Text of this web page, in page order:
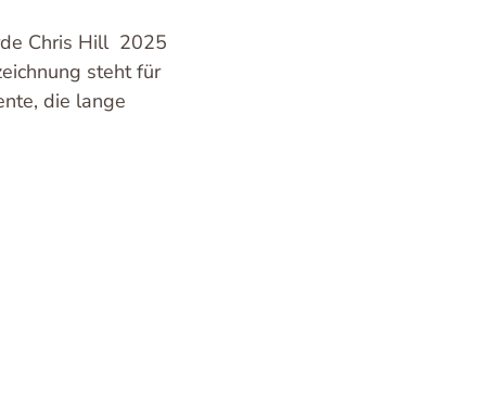
Chris Hill 2025
steht für
die lange